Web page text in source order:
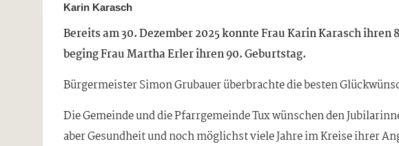
Karin Karasch
Bereits am 30. Dezember 2025 konnte Frau Karin Karasch ihren
beging Frau Martha Erler ihren 90. Geburtstag.
Bürgermeister Simon Grubauer überbrachte die besten
Die Gemeinde und die Pfarrgemeinde Tux wünschen den
aber Gesundheit und noch möglichst viele Jahre im Kreise ihrer